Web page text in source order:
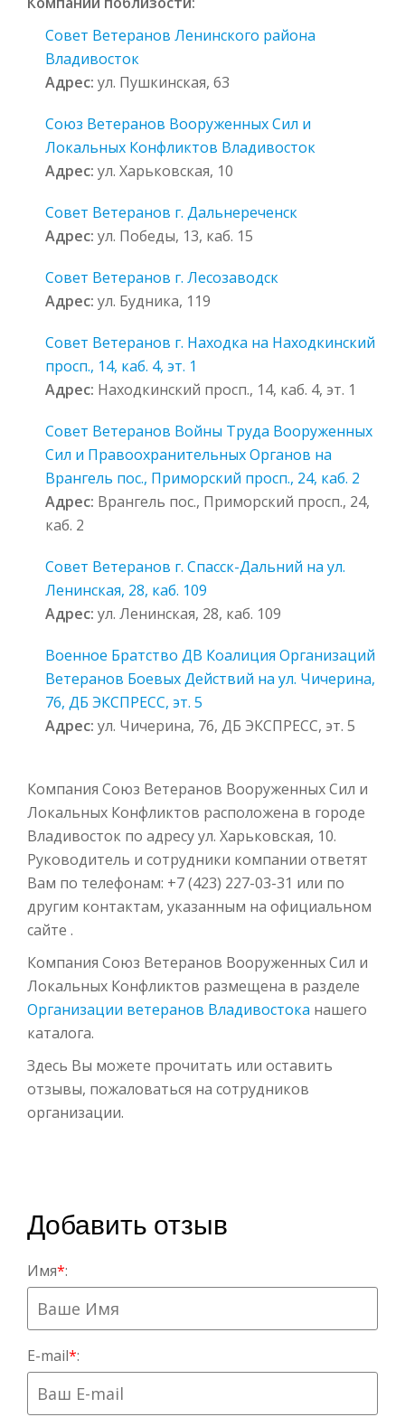
Совет Ветеранов Ленинского района
Владивосток
Адрес: ул. Пушкинская, 63
Союз Ветеранов Вооруженных Сил и
Локальных Конфликтов Владивосток
Адрес: ул. Харьковская, 10
Совет Ветеранов г. Дальнереченск
Адрес: ул. Победы, 13, каб. 15
Совет Ветеранов г. Лесозаводск
Адрес: ул. Будника, 119
Совет Ветеранов г. Находка на Находкинский
просп., 14, каб. 4, эт. 1
Адрес: Находкинский просп., 14, каб. 4, эт. 1
Совет Ветеранов Войны Труда Вооруженных
Сил и Правоохранительных Органов на
Врангель пос., Приморский просп., 24, каб. 2
Адрес: Врангель пос., Приморский просп., 24,
каб. 2
Совет Ветеранов г. Спасск-Дальний на ул.
Ленинская, 28, каб. 109
Адрес: ул. Ленинская, 28, каб. 109
Военное Братство ДВ Коалиция Организаций
Ветеранов Боевых Действий на ул. Чичерина,
76, ДБ ЭКСПРЕСС, эт. 5
Адрес: ул. Чичерина, 76, ДБ ЭКСПРЕСС, эт. 5
Компания Союз Ветеранов Вооруженных Сил и
Локальных Конфликтов расположена в городе
Владивосток по адресу ул. Харьковская, 10.
Руководитель и сотрудники компании ответят
Вам по телефонам: +7 (423) 227-03-31 или по
другим контактам, указанным на официальном
сайте .
Компания Союз Ветеранов Вооруженных Сил и
Локальных Конфликтов размещена в разделе
Организации ветеранов Владивостока нашего
каталога.
Здесь Вы можете прочитать или оставить
отзывы, пожаловаться на сотрудников
организации.
Добавить отзыв
Имя*:
E-mail*: